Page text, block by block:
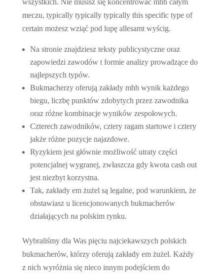
wszystkich. Nie musisz się koncentrować mhh całym
meczu, typically typically typically this specific type of
certain możesz wziąć pod lupę allesamt wyścig.
Na stronie znajdziesz teksty publicystyczne oraz
zapowiedzi zawodów t formie analizy prowadzące do
najlepszych typów.
Bukmacherzy oferują zakłady mhh wynik każdego
biegu, liczbę punktów zdobytych przez zawodnika
oraz różne kombinacje wyników zespołowych.
Czterech zawodników, cztery ragam startowe i cztery
jakże różne pozycje najazdowe.
Ryzykiem jest głównie możliwość utraty części
potencjalnej wygranej, zwłaszcza gdy kwota cash out
jest niezbyt korzystna.
Tak, zakłady em żużel są legalne, pod warunkiem, że
obstawiasz u licencjonowanych bukmacherów
działających na polskim rynku.
Wybraliśmy dla Was pięciu najciekawszych polskich
bukmacherów, którzy oferują zakłady em żużel. Każdy
z nich wyróżnia się nieco innym podejściem do